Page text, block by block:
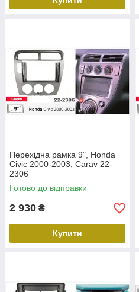
Перехідна рамка 9", Honda
Civic 2000-2003, Carav 22-
2306
Готово до відправки
2 930 ₴
Купити